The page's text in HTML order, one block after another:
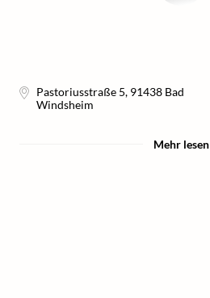
Pastoriusstraße 5, 91438 Bad
Windsheim
Mehr lesen